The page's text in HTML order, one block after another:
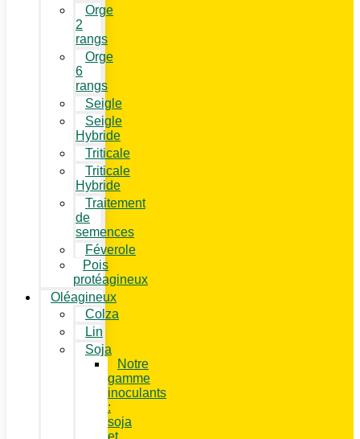
Orge
2
rangs
Orge
6
rangs
Seigle
Seigle
Hybride
Triticale
Triticale
Hybride
Traitement
de
semences
Féverole
Pois
protéagineux
Oléagineux
Colza
Lin
Soja
Notre
gamme
inoculants
:
soja
et